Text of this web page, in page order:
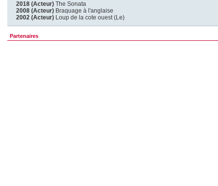
2018 (Acteur) The Sonata
2008 (Acteur) Braquage à l'anglaise
2002 (Acteur) Loup de la cote ouest (Le)
Partenaires